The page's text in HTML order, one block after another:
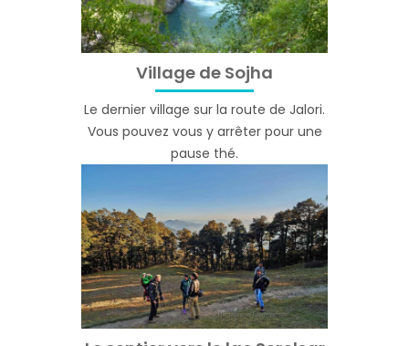
Village de Sojha
Le dernier village sur la route de Jalori.
Vous pouvez vous y arrêter pour une
pause thé.